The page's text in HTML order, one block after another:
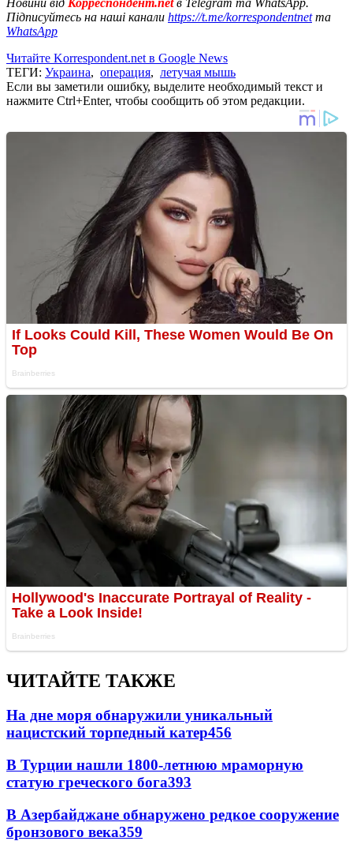
Новини від Корреспондент.netв Telegram та WhatsApp.
Підписуйтесь на наші канали https://t.me/korrespondentnetта
WhatsApp
Читайте Korrespondent.net в Google News
ТЕГИ: Украина, операция, летучая мышь
Если вы заметили ошибку, выделите необходимый текст и
нажмите Ctrl+Enter, чтобы сообщить об этом редакции.
ЧИТАЙТЕ ТАКЖЕ
На дне моря обнаружили уникальный
нацистский торпедный катер456
В Турции нашли 1800-летнюю мраморную
статую греческого бога393
В Азербайджане обнаружено редкое сооружение
бронзового века359